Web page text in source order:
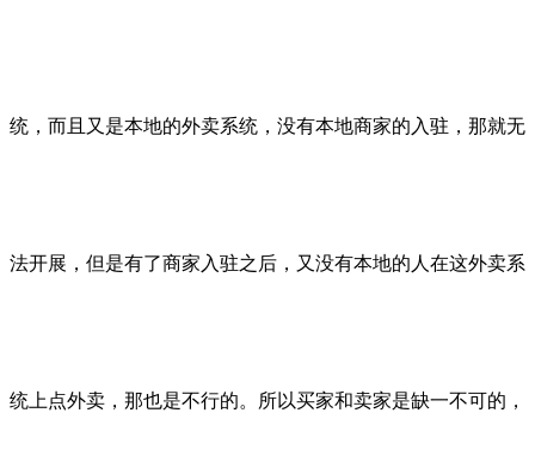
统，而且又是本地的外卖系统，没有本地商家的入驻，那就无
法开展，但是有了商家入驻之后，又没有本地的人在这外卖系
统上点外卖，那也是不行的。所以买家和卖家是缺一不可的，